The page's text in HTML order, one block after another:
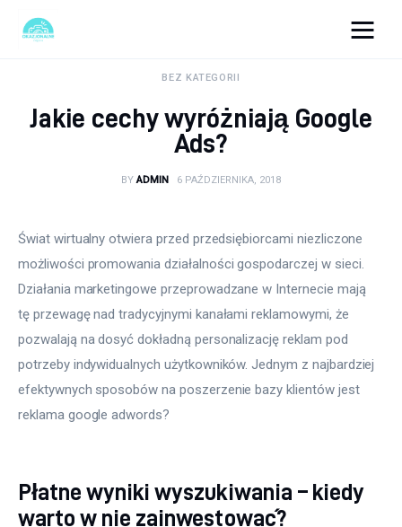
Turystyka
Uroda
Zdrowie
Więcej
BEZ KATEGORII
Jakie cechy wyróżniają Google
Ads?
BY ADMIN 6 PAŹDZIERNIKA, 2018
Świat wirtualny otwiera przed przedsiębiorcami niezliczone
możliwości promowania działalności gospodarczej w sieci.
Działania marketingowe przeprowadzane w Internecie mają
tę przewagę nad tradycyjnymi kanałami reklamowymi, że
pozwalają na dosyć dokładną personalizację reklam pod
potrzeby indywidualnych użytkowników. Jednym z najbardziej
efektywnych sposobów na poszerzenie bazy klientów jest
reklama google adwords?
Płatne wyniki wyszukiwania – kiedy
warto w nie zainwestować?